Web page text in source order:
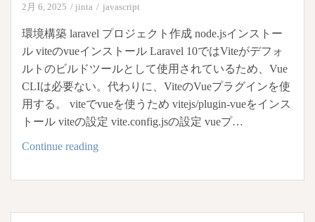
空
字
に
を
う
と
動
2月 6, 2025 jinta javascript
環境構築 laravel プロジェクト作成 node.jsインストー
ル viteのvueインストール Laravel 10ではViteがデフォ
ルトのビルドツールとして使用されているため、Vue
CLIは必要ない。代わりに、ViteのVueプラグインを使
用する。 viteでvueを使うため vitejs/plugin-vueをインス
トール viteの設定 vite.config.jsの設定 vueプ…
Continue reading
メ